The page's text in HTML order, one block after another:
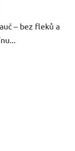
– bez fleků a